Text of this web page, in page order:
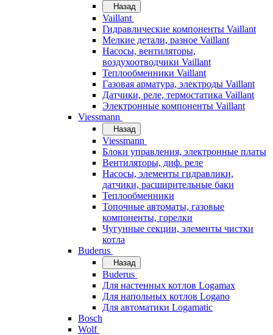
Назад
Vaillant
Гидравлические компоненты Vaillant
Мелкие детали, разное Vaillant
Насосы, вентиляторы,
воздухоотводчики Vaillant
Теплообменники Vaillant
Газовая арматура, электроды Vaillant
Датчики, реле, термостатика Vaillant
Электронные компоненты Vaillant
Viessmann
Назад
Viessmann
Блоки управления, электронные платы
Вентиляторы, диф. реле
Насосы, элементы гидравлики,
датчики, расширительные баки
Теплообменники
Топочные автоматы, газовые
компоненты, горелки
Чугунные секции, элементы чистки
котла
Buderus
Назад
Buderus
Для настенных котлов Logamax
Для напольных котлов Logano
Для автоматики Logamatic
Bosch
Wolf